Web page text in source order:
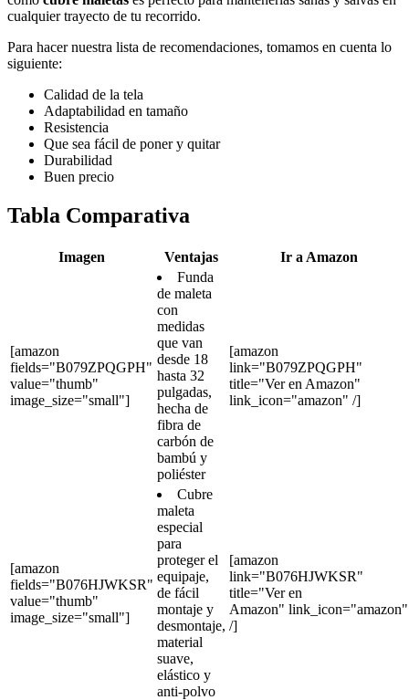
cualquier trayecto de tu recorrido.
Para hacer nuestra lista de recomendaciones, tomamos en cuenta lo
siguiente:
Calidad de la tela
Adaptabilidad en tamaño
Resistencia
Que sea fácil de poner y quitar
Durabilidad
Buen precio
Tabla Comparativa
Imagen Ventajas Ir a Amazon
[amazon
fields="B079ZPQGPH"
value="thumb"
image_size="small"]
Funda
de maleta
con
medidas
que van
desde 18
hasta 32
pulgadas,
hecha de
fibra de
carbón de
bambú y
poliéster
[amazon
link="B079ZPQGPH"
title="Ver en Amazon"
link_icon="amazon" /]
[amazon
fields="B076HJWKSR"
value="thumb"
image_size="small"]
Cubre
maleta
especial
para
proteger el
equipaje,
de fácil
montaje y
desmontaje,
material
suave,
elástico y
anti-polvo
[amazon
link="B076HJWKSR"
title="Ver en
Amazon" link_icon="amazon"
/]